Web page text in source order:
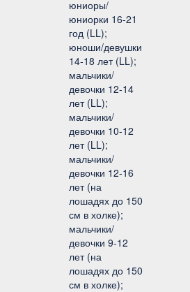
юниоры/
юниорки 16-21
год (LL);
юноши/девушки
14-18 лет (LL);
мальчики/
девочки 12-14
лет (LL);
мальчики/
девочки 10-12
лет (LL);
мальчики/
девочки 12-16
лет (на
лошадях до 150
см в холке);
мальчики/
девочки 9-12
лет (на
лошадях до 150
см в холке);